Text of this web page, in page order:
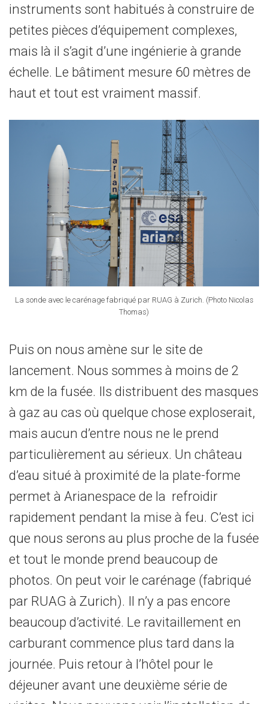
instruments sont habitués à construire de
petites pièces d’équipement complexes,
mais là il s’agit d’une ingénierie à grande
échelle. Le bâtiment mesure 60 mètres de
haut et tout est vraiment massif.
La sonde avec le carénage fabriqué par RUAG à Zurich. (Photo Nicolas
Thomas)
Puis on nous amène sur le site de
lancement. Nous sommes à moins de 2
km de la fusée. Ils distribuent des masques
à gaz au cas où quelque chose exploserait,
mais aucun d’entre nous ne le prend
particulièrement au sérieux. Un château
d’eau situé à proximité de la plate-forme
permet à Arianespace de la refroidir
rapidement pendant la mise à feu. C’est ici
que nous serons au plus proche de la fusée
et tout le monde prend beaucoup de
photos. On peut voir le carénage (fabriqué
par RUAG à Zurich). Il n’y a pas encore
beaucoup d’activité. Le ravitaillement en
carburant commence plus tard dans la
journée. Puis retour à l’hôtel pour le
déjeuner avant une deuxième série de